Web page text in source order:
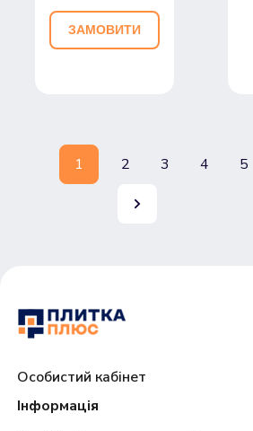
ЗАМОВИТИ
1 2 3 4 5
Особистий кабінет
Інформація